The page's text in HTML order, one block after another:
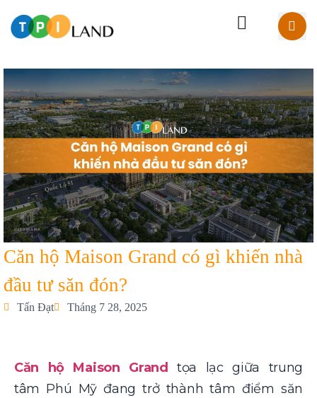
Căn hộ Maison Grand có gì khiến nhà
đầu tư săn đón?
Tấn Đạt Tháng 7 28, 2025
Căn hộ Maison Grand
tọa lạc giữa trung
tâm Phú Mỹ đang trở thành tâm điểm săn